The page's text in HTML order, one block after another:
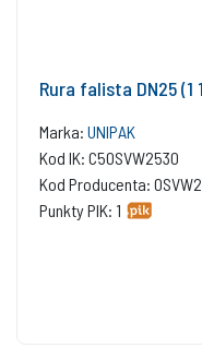
Rura falista DN25 (1
Marka: UNIPAK
Kod IK: C50SVW2530
Kod Producenta:
Punkty PIK: 1